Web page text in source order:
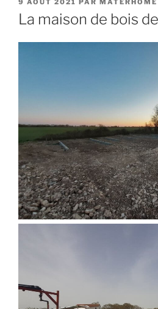
LE
9 AOÛT 2021 PAR MATERHOME
La maison de bois